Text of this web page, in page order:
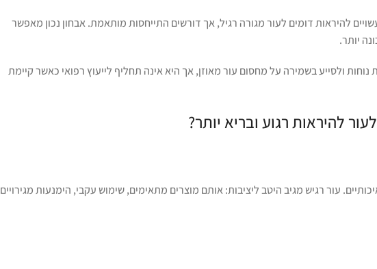
להיראות דומים לעור מגורה רגיל, אך דורשים התייחסות מותאמת. אבחון נכון מאפשר
יותר.
ולסייע בשמירה על מחסום עור מאוזן, אך היא אינה תחליף לייעוץ רפואי כאשר קיימת
להיראות רגוע ובריא יותר?
עור רגיש מגיב היטב ליציבות: אותם מוצרים מתאימים, שימוש עקבי, הימנעות מגירויים